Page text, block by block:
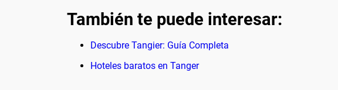
También te puede interesar:
Descubre Tangier: Guía Completa
Hoteles baratos en Tanger